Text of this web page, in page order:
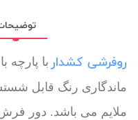
روفرشی کشدار
ماندگاری رنگ قابل
ملایم می باشد. دور